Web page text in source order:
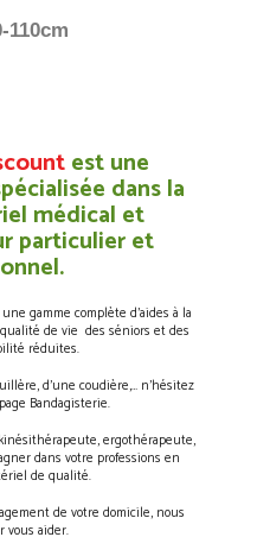
est une
dans la
médical et
particulier et
gamme complète d’aides à la
de vie des séniors et des
réduites.
d’une coudière,… n’hésitez
Bandagisterie.
ergothérapeute,
dans votre professions en
de qualité.
de votre domicile, nous
vous aider.